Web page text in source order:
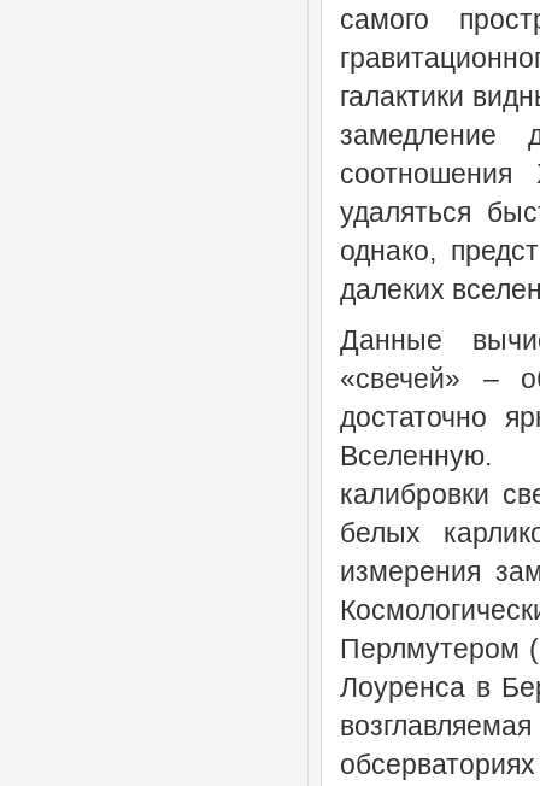
самого
галактики
замедление
соотношения
удаляться
однако,
далеких
Данные
«свечей» –
достаточно
Вселенную.
калибровки
белых
измерения
Перлмутером
Лоуренса в